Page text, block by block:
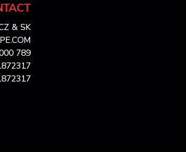
& SK
789